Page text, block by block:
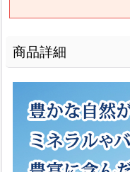
商品詳細